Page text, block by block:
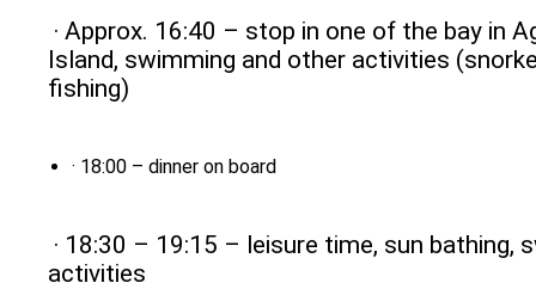
· Approx. 16:40 – stop in one of the bay in
Island, swimming and other activities
fishing)
· 18:00 – dinner on board
· 18:30 – 19:15 – leisure time, sun bathing,
activities